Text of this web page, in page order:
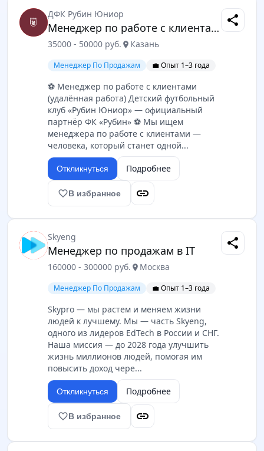
ДФК Рубин Юниор
Менеджер по работе с клиентами
35000 - 50000 руб. location_on Казань
Менеджер По Продажам 💼 Опыт 1–3 года
⚽️ Менеджер по работе с клиентами
(удалённая работа) Детский футбольный
клуб «Рубин Юниор» — официальный
партнёр ФК «Рубин» ⚽️ Мы ищем
менеджера по работе с клиентами —
человека, который станет одной...
Откликнуться Подробнее
favorite_borderВ избранное link
share
Skyeng
Менеджер по продажам в IT
160000 - 300000 руб. location_on Москва
Менеджер По Продажам 💼 Опыт 1–3 года
Skypro — мы растем и меняем жизни
людей к лучшему. Мы — часть Skyeng,
одного из лидеров EdTech в России и СНГ.
Наша миссия — до 2028 года улучшить
жизнь миллионов людей, помогая им
повысить доход чере...
Откликнуться Подробнее
favorite_borderВ избранное link
share